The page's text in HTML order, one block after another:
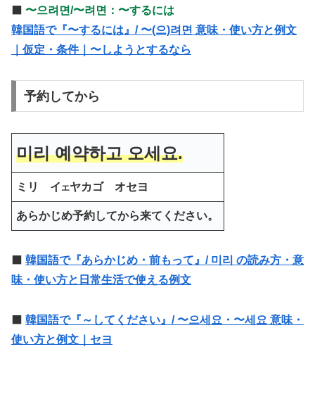
〜으려면/〜려면：〜するには
韓国語で『〜するには』/ 〜(으)려면 意味・使い方と例文
｜仮定・条件｜〜しようとするなら
予約してから
미리 예약하고 오세요.
ミリ イ エヤカゴ オセヨ
あらかじめ予約してから来てください。
韓国語で『あらかじめ・前もって』/ 미리 の読み方・意
味・使い方と日常生活で使える例文
韓国語で『～してください』/ 〜으세요・〜세요 意味・
使い方と例文｜セヨ